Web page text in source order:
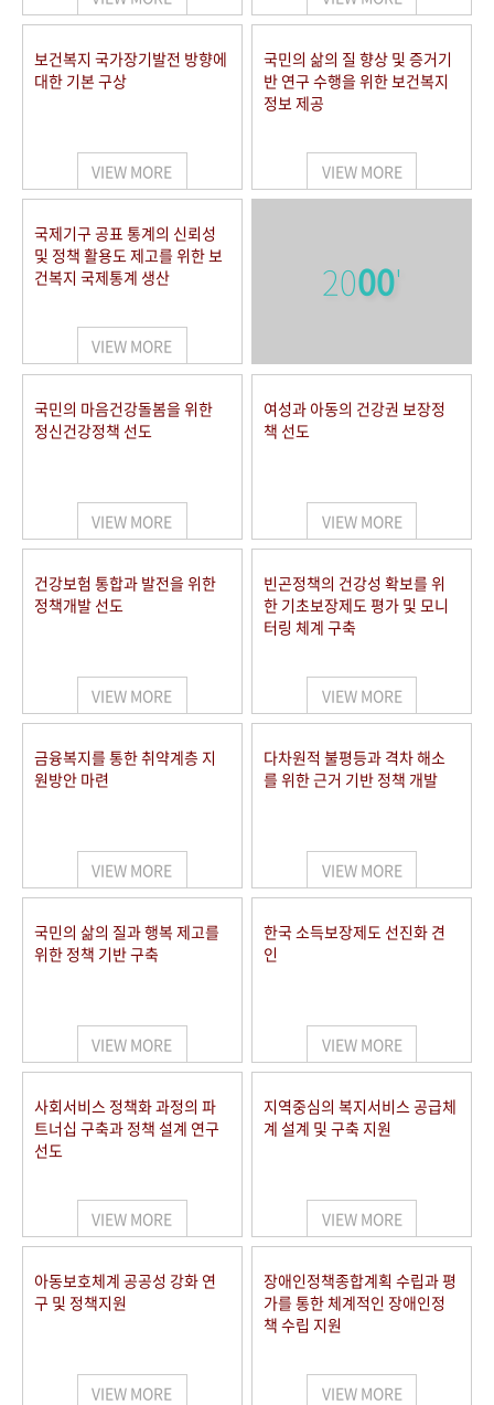
보건복지 국가장기발전 방향에
대한 기본 구상
VIEW MORE
국민의 삶의 질 향상 및 증거기
반 연구 수행을 위한 보건복지
정보 제공
VIEW MORE
국제기구 공표 통계의 신뢰성
및 정책 활용도 제고를 위한 보
건복지 국제통계 생산
VIEW MORE
2000'
국민의 마음건강돌봄을 위한
정신건강정책 선도
VIEW MORE
여성과 아동의 건강권 보장정
책 선도
VIEW MORE
건강보험 통합과 발전을 위한
정책개발 선도
VIEW MORE
빈곤정책의 건강성 확보를 위
한 기초보장제도 평가 및 모니
터링 체계 구축
VIEW MORE
금융복지를 통한 취약계층 지
원방안 마련
VIEW MORE
다차원적 불평등과 격차 해소
를 위한 근거 기반 정책 개발
VIEW MORE
국민의 삶의 질과 행복 제고를
위한 정책 기반 구축
VIEW MORE
한국 소득보장제도 선진화 견
인
VIEW MORE
사회서비스 정책화 과정의 파
트너십 구축과 정책 설계 연구
선도
VIEW MORE
지역중심의 복지서비스 공급체
계 설계 및 구축 지원
VIEW MORE
아동보호체계 공공성 강화 연
구 및 정책지원
VIEW MORE
장애인정책종합계획 수립과 평
가를 통한 체계적인 장애인정
책 수립 지원
VIEW MORE